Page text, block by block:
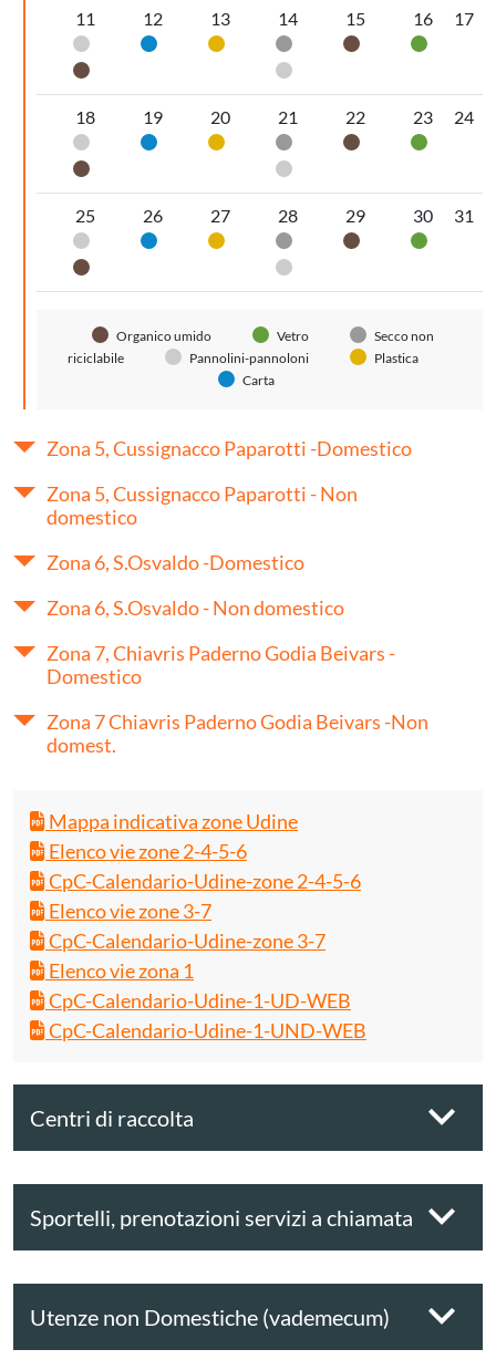
11
Pannolini-pannoloni
Organico umido
12
Carta
13
Plastica
14
Secco non riciclabile
Pannolini-pannoloni
15
Organico umido
16
Vetro
17
18
Pannolini-pannoloni
Organico umido
19
Carta
20
Plastica
21
Secco non riciclabile
Pannolini-pannoloni
22
Organico umido
23
Vetro
24
25
Pannolini-pannoloni
Organico umido
26
Carta
27
Plastica
28
Secco non riciclabile
Pannolini-pannoloni
29
Organico umido
30
Vetro
31
Organico umido Vetro
Secco non
riciclabile
Pannolini-pannoloni
Plastica
Carta
Zona 5, Cussignacco Paparotti -Domestico
Zona 5, Cussignacco Paparotti - Non
domestico
Zona 6, S.Osvaldo -Domestico
Zona 6, S.Osvaldo - Non domestico
Zona 7, Chiavris Paderno Godia Beivars -
Domestico
Zona 7 Chiavris Paderno Godia Beivars -Non
domest.
Mappa indicativa zone Udine
Elenco vie zone 2-4-5-6
CpC-Calendario-Udine-zone 2-4-5-6
Elenco vie zone 3-7
CpC-Calendario-Udine-zone 3-7
Elenco vie zona 1
CpC-Calendario-Udine-1-UD-WEB
CpC-Calendario-Udine-1-UND-WEB
Centri di raccolta
Sportelli, prenotazioni servizi a chiamata
Utenze non Domestiche (vademecum)